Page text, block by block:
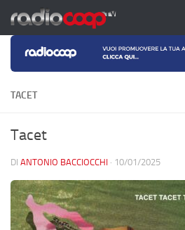
Salta al contenuto
TACET
Tacet
DI ANTONIO BACCIOCCHI · 10/01/2025